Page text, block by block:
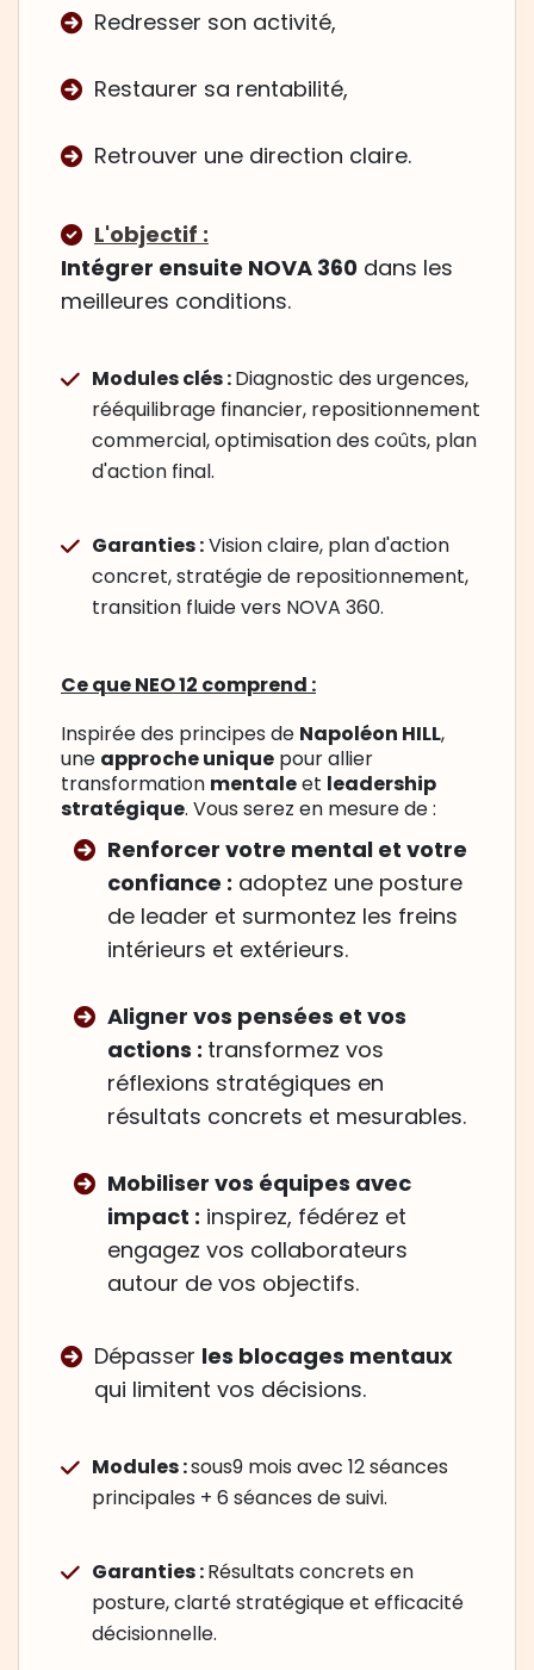
Redresser son activité,
Restaurer sa rentabilité,
Retrouver une direction claire.
L'objectif :
Intégrer ensuite NOVA 360 dans les
meilleures conditions.
Modules clés :Diagnostic des urgences,
rééquilibrage financier, repositionnement
commercial, optimisation des coûts, plan
d'action final.
Garanties :Vision claire, plan d'action
concret, stratégie de repositionnement,
transition fluide vers NOVA 360.
Ce que NEO 12 comprend :
Inspirée des principes de Napoléon HILL,
une approche unique pour allier
transformation mentaleet leadership
stratégique. Vous serez en mesure de :
Renforcer votre mental et votre
confiance : adoptez une posture
de leader et surmontez les freins
intérieurs et extérieurs.
Aligner vos pensées et vos
actions : transformez vos
réflexions stratégiques en
résultats concrets et mesurables.
Mobiliser vos équipes avec
impact : inspirez, fédérez et
engagez vos collaborateurs
autour de vos objectifs.
Dépasser les blocages mentaux
qui limitent vos décisions.
Modules :sous9 mois avec 12 séances
principales + 6 séances de suivi.
Garanties :Résultats concrets en
posture, clarté stratégique et efficacité
décisionnelle.